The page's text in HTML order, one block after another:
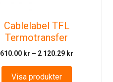
Cablelabel TFL
Termotransfer
610.00 kr – 2 120.29 krPrisintervall:
Visa produkter